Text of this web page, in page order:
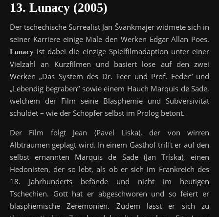
13. Lunacy (2005)
Der tschechische Surrealist Jan Švankmajer widmete sich in
seiner Karriere einige Male den Werken Edgar Allan Poes.
Lunacy ist dabei die einzige Spielfilmadaption unter einer
Vielzahl an Kurzfilmen und basiert lose auf den zwei
Werken „Das System des Dr. Teer und Prof. Feder“ und
„Lebendig begraben“ sowie einem Hauch Marquis de Sade,
welchem der Film seine Blasphemie und Subversivität
schuldet – wie der Schöpfer selbst im Prolog betont.
Der Film folgt Jean (Pavel Liska), der von wirren
Albträumen geplagt wird. In einem Gasthof trifft er auf den
selbst ernannten Marquis de Sade (Jan Tríska), einen
Hedonisten, der so lebt, als ob er sich im Frankreich des
18. Jahrhunderts befände und nicht im heutigen
Tschechien. Gott hat er abgeschworen und so feiert er
blasphemische Zeremonien. Zudem lässt er sich zu